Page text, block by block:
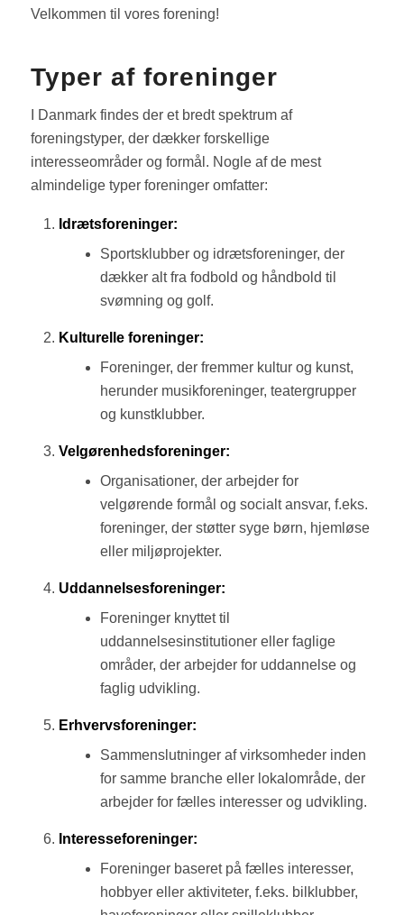
Velkommen til vores forening!
Typer af foreninger
I Danmark findes der et bredt spektrum af
foreningstyper, der dækker forskellige
interesseområder og formål. Nogle af de mest
almindelige typer foreninger omfatter:
Idrætsforeninger:
Sportsklubber og idrætsforeninger, der
dækker alt fra fodbold og håndbold til
svømning og golf.
Kulturelle foreninger:
Foreninger, der fremmer kultur og kunst,
herunder musikforeninger, teatergrupper
og kunstklubber.
Velgørenhedsforeninger:
Organisationer, der arbejder for
velgørende formål og socialt ansvar, f.eks.
foreninger, der støtter syge børn, hjemløse
eller miljøprojekter.
Uddannelsesforeninger:
Foreninger knyttet til
uddannelsesinstitutioner eller faglige
områder, der arbejder for uddannelse og
faglig udvikling.
Erhvervsforeninger:
Sammenslutninger af virksomheder inden
for samme branche eller lokalområde, der
arbejder for fælles interesser og udvikling.
Interesseforeninger:
Foreninger baseret på fælles interesser,
hobbyer eller aktiviteter, f.eks. bilklubber,